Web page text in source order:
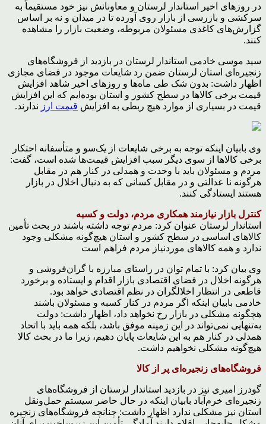
در روزهای اخیر استاندار لرستان و معاونانش نیز خود مستقیماً به
سرکشی و بازرسی از بازار روی آورده تا در میدان و نه بر اساس
گزارش‌های کاغذی مسئولان مربوطه، وضعیت بازار را مشاهده
کنند.
سید موسی خادمی استاندار لرستان در بازدید از فروشگاه‌های
زنجیره‌ای استان لرستان ضمن رد شایعات موجود در فضای مجازی
اظهار داشت: بدون شک طی ماه‌ها و روزهای اخیر شاهد افزایش
قیمت برخی کالاها در سطح کشور و استان بوده‌ایم که این افزایش
قیمت در بسیاری از موارد هیچ ربطی به افزایش قیمت ارز ندارند.
وی بابیان اینکه توجه به برخی شایعات از یک‌سو و متأسفانه احتکار
برخی کالاها از سوی دیگر سبب افزایش قیمت‌ها شده است، گفت:
مردم و مسئولان باید با وحدت و همدلی در کنار هم در مقابل
هرگونه نا عدالتی و در مقابل کسانی که به دنبال اخلال در بازار
هستند ایستادگی کنند.
کنترل بازار نیازمند همکاری مردم، دولت و کسبه
استاندار لرستان عنوان کرد: مردم توجه داشته باشند در بحث تأمین
کالاهای اساسی در سطح کشور و استان هیچ‌گونه مشکلی وجود
ندارد و همه کالاهای موردنیاز مردم فراهم است
وی بیان کرد: با تمام توان در راستای مبارزه با گران‌فروشی و
هرگونه اخلال در فضای اقتصادی بازار اقدام و ایستاده و برخورد
قاطعی در انتظار اخلالگران در نظم اقتصادی خواهد بود.
خادمی بابیان اینکه اگر مردم در کنار کسبه و مسئولان باشند
هچگونه مشکلی در بازار رخ نخواهد داد، اظهار داشت: دولت
به‌تنهایی نمی‌تواند در این زمینه موفق باشد، بلکه همه باید با اتحاد
همدلی در کنار هم به این شایعات پایان دهیم، زیرا ما در بحث کالا
هیچ‌گونه مشکلی نخواهیم داشت.
فروشگاه‌های زنجیره‌ای پر از کالا
گودرز امیری نیز در بازدید استاندار لرستان از فروشگاه‌های
زنجیره‌ای خرم‌آباد بابیان اینکه در حال حاضر سیستم حمل‌ونقل
استان نیز مشکلی ندارد اظهار داشت: چنانچه فروشگاه‌های زنجیره